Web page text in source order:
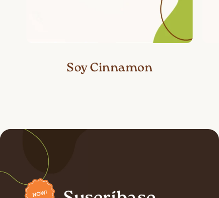
Soy Cinnamon